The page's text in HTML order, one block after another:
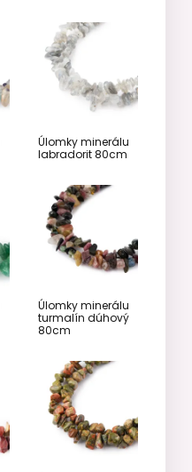
Úlomky minerálu
labradorit 80cm
Úlomky minerálu
turmalín dúhový
80cm